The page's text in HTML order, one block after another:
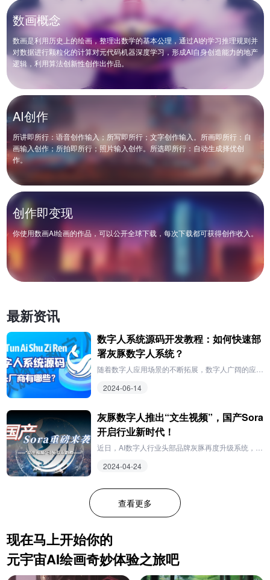
数画概念
数画是利用历史上的绘画，整理出数学的基本公理，通过AI的学习推理规则并
对数据进行颗粒化的计算对元代码机器深度学习，形成AI自身创造能力的地产
逻辑，利用算法创新性创作出作品。
AI创作
所讲即所行：语音创作输入；所写即所行；文字创作输入。所画即所行：自
画输入创作；所拍即所行；照片输入创作。所选即所行：自动生成择优创
作。
创作即变现
你使用数画AI绘画的作品，可以公开全球下载，每次下载都可获得创作收入。
最新资讯
数字人系统源码开发教程：如何快速部
署灰豚数字人系统？
随着数字人应用场景的不断拓展，数字人广阔的应用
由于专业背景的缺乏，许多想要开发数字人系统的创
此背景下，各式各样的数字人系统源码开发教程随之
出现并持续火爆。
2024-06-14
灰豚数字人推出“文生视频”，国产Sora
开启行业新时代！
近日，AI数字人行业头部品牌灰豚再度升级系统，推
功能的AI数字人平台。事实上，这并不是灰豚数字人
灰豚便以低于市场价数倍的价格和高于市面上绝大多
数同类型产品的质量打了各大数字人平台一个措手不
及，逼得他们不得不纷纷降价提质以保住市场。自此
数中小型企业和商家都能用得起的高科技产品。灰豚
数字人更是一战成名，直接跃升为行业头部品牌。
2024-04-24
查看更多
现在马上开始你的
元宇宙AI绘画奇妙体验之旅吧